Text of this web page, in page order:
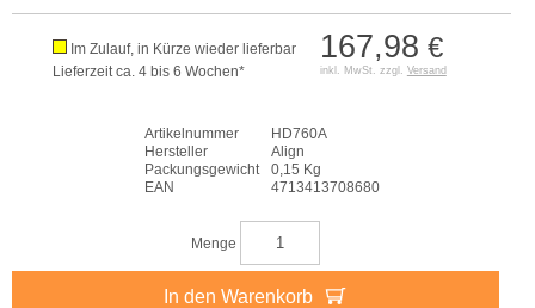
167,98 €
inkl. MwSt. zzgl. Versand
Im Zulauf, in Kürze wieder lieferbar
Lieferzeit ca. 4 bis 6 Wochen*
Artikelnummer
HD760A
Hersteller
Align
Packungsgewicht
0,15 Kg
EAN
4713413708680
Menge
In den Warenkorb